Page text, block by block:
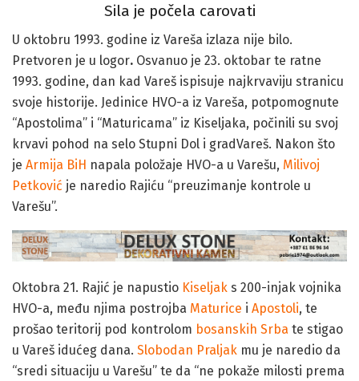
Sila je počela carovati
U oktobru 1993. godine iz Vareša izlaza nije bilo.
Pretvoren je u logor. Osvanuo je 23. oktobar te ratne
1993. godine, dan kad Vareš ispisuje najkrvaviju stranicu
svoje historije. Jedinice HVO-a iz Vareša, potpomognute
“Apostolima” i “Maturicama” iz Kiseljaka, počinili su svoj
krvavi pohod na selo Stupni Dol i gradVareš. Nakon što
je Armija BiH napala položaje HVO-a u Varešu, Milivoj
Petković je naredio Rajiću “preuzimanje kontrole u
Varešu”.
Oktobra 21. Rajić je napustio Kiseljak s 200-injak vojnika
HVO-a, među njima postrojba Maturice i Apostoli, te
prošao teritorij pod kontrolom bosanskih Srba te stigao
u Vareš idućeg dana. Slobodan Praljak mu je naredio da
“sredi situaciju u Varešu” te da “ne pokaže milosti prema